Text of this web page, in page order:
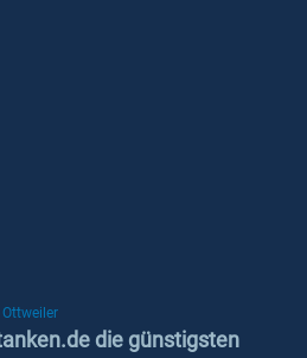
Ottweiler
die günstigsten